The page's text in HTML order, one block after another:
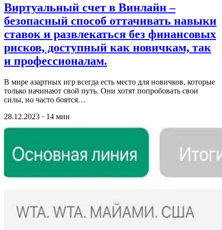
Виртуальный счет в Винлайн –
безопасный способ оттачивать навыки
ставок и развлекаться без финансовых
рисков, доступный как новичкам, так
и профессионалам.
В мире азартных игр всегда есть место для новичков, которые
только начинают свой путь. Они хотят попробовать свои
силы, но часто боятся…
28.12.2023 · 14 мин